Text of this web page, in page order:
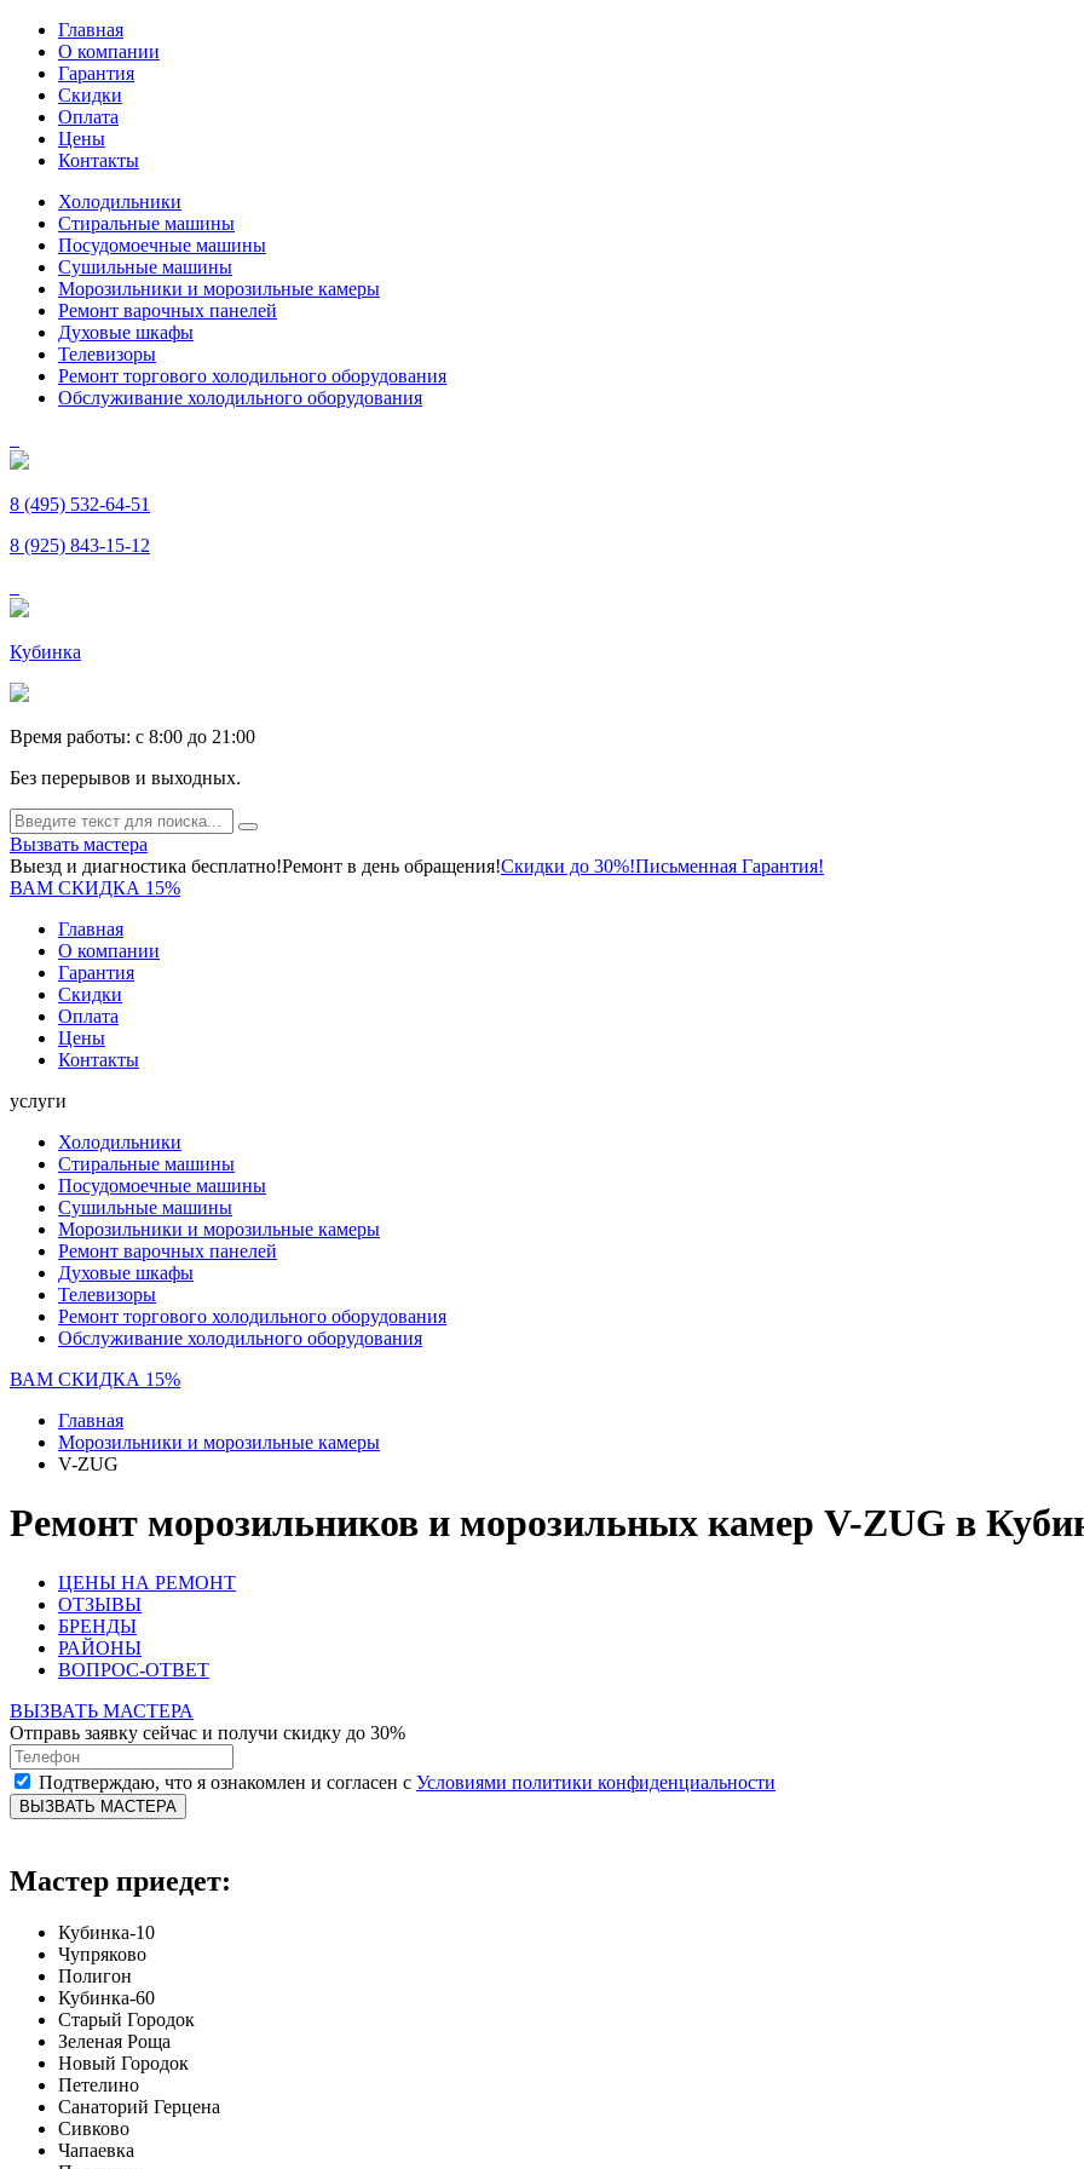
Главная
О компании
Гарантия
Скидки
Оплата
Цены
Контакты
Холодильники
Стиральные машины
Посудомоечные машины
Сушильные машины
Морозильники и морозильные камеры
Ремонт варочных панелей
Духовые шкафы
Телевизоры
Ремонт торгового холодильного оборудования
Обслуживание холодильного оборудования
8 (495) 532-64-51
8 (925) 843-15-12
Кубинка
Время работы: c 8:00 до 21:00
Без перерывов и выходных.
Вызвать мастера
Выезд и диагностика бесплатно!Ремонт в день обращения!Скидки до 30%!Письменная Гарантия!
ВАМ СКИДКА 15%
Главная
О компании
Гарантия
Скидки
Оплата
Цены
Контакты
услуги
Холодильники
Стиральные машины
Посудомоечные машины
Сушильные машины
Морозильники и морозильные камеры
Ремонт варочных панелей
Духовые шкафы
Телевизоры
Ремонт торгового холодильного оборудования
Обслуживание холодильного оборудования
ВАМ СКИДКА 15%
Главная
Морозильники и морозильные камеры
V-ZUG
Ремонт морозильников и морозильных камер V-ZUG в
ЦЕНЫ НА РЕМОНТ
ОТЗЫВЫ
БРЕНДЫ
РАЙОНЫ
ВОПРОС-ОТВЕТ
ВЫЗВАТЬ МАСТЕРА
Отправь заявку сейчас и получи скидку до 30%
Подтверждаю, что я ознакомлен и согласен с Условиями политики конфиденциальности
ВЫЗВАТЬ МАСТЕРА
Мастер приедет:
Кубинка-10
Чупряково
Полигон
Кубинка-60
Старый Городок
Зеленая Роща
Новый Городок
Петелино
Санаторий Герцена
Сивково
Чапаевка